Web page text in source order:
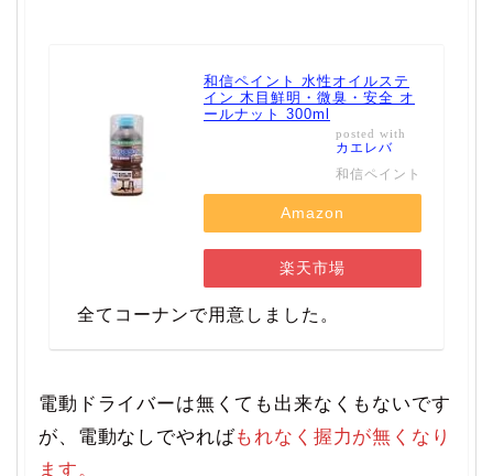
和信ペイント 水性オイルステ
イン 木目鮮明・微臭・安全 オ
ールナット 300ml
posted with
カエレバ
和信ペイント
Amazon
楽天市場
全てコーナンで用意しました。
電動ドライバーは無くても出来なくもないです
が、電動なしでやればもれなく握力が無くなり
ます。